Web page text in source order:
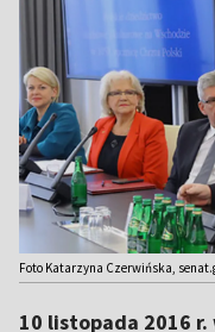
Foto Katarzyna Czerwińska,
10 listopada 2016 r.